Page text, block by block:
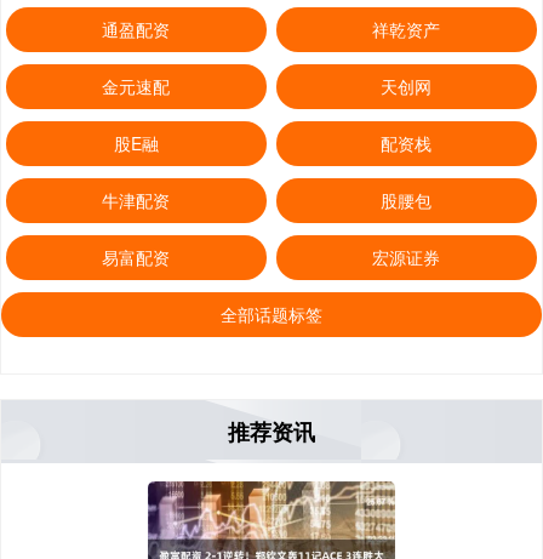
通盈配资 祥乾资产
金元速配 天创网
股E融 配资栈
牛津配资 股腰包
易富配资 宏源证券
全部话题标签
推荐资讯